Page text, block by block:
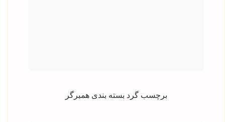
برچسب گرد بسته بندی همبرگر